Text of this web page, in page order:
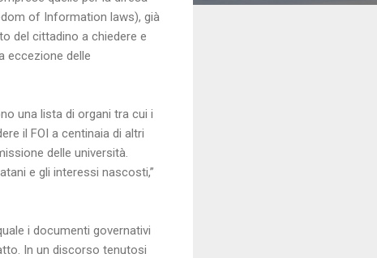
of Information laws), già
del cittadino a chiedere e
eccezione delle
una lista di organi tra cui i
il FOI a centinaia di altri
delle università.
e gli interessi nascosti,”
i documenti governativi
In un discorso tenutosi